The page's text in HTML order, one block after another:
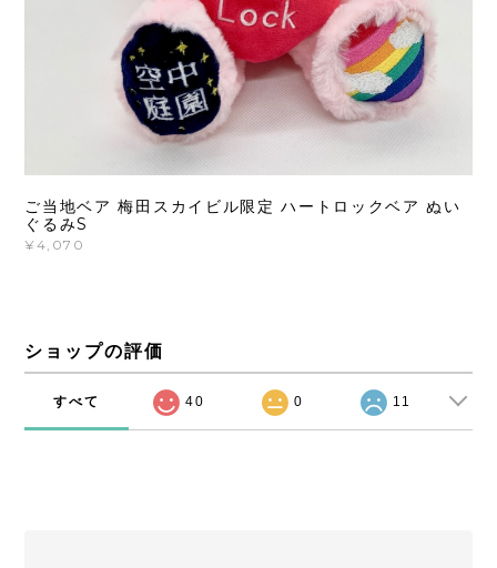
ご当地ベア 梅田スカイビル限定 ハートロックベア ぬい
ぐるみS
¥4,070
ショップの評価
すべて 40 0 11